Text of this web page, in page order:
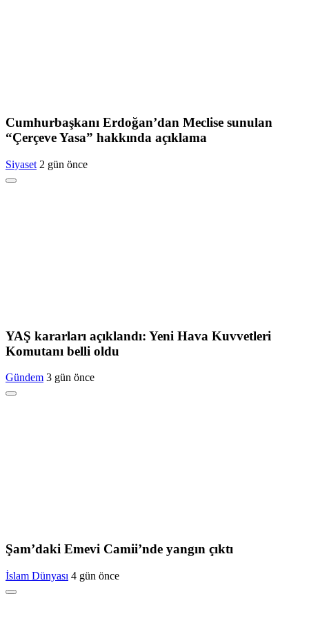
Cumhurbaşkanı Erdoğan’dan Meclise sunulan
“Çerçeve Yasa” hakkında açıklama
Siyaset 2 gün önce
YAŞ kararları açıklandı: Yeni Hava Kuvvetleri
Komutanı belli oldu
Gündem 3 gün önce
Şam’daki Emevi Camii’nde yangın çıktı
İslam Dünyası 4 gün önce